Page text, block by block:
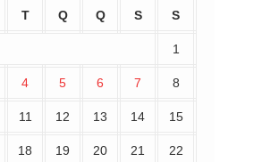
T Q Q S S
1
4 5 6 7 8
11 12 13 14 15
18 19 20 21 22